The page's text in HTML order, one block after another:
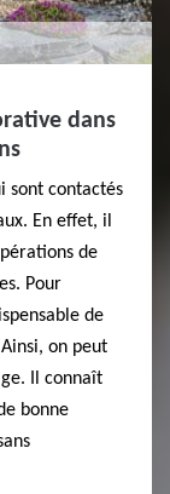
dans
sont contactés
En effet, il
de
Pour
de
on peut
Il connaît
bonne